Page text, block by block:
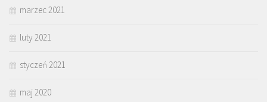
marzec 2021
luty 2021
styczeń 2021
maj 2020